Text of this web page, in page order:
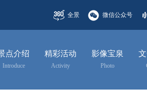
全景 微信公众号
点介绍
Introduce
精彩活动
Activity
影像宝泉
Photo